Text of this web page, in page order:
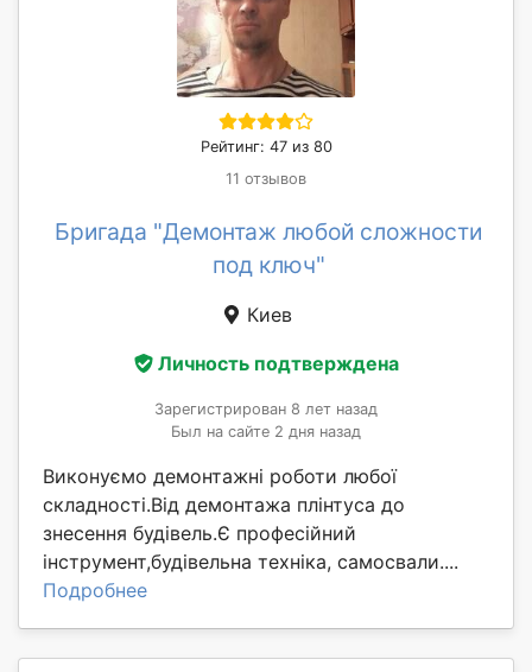
Рейтинг: 47 из 80
11 отзывов
Бригада "Демонтаж любой сложности
под ключ"
Киев
Личность подтверждена
Зарегистрирован 8 лет назад
Был на сайте 2 дня назад
Виконуємо демонтажні роботи любої
складності.Від демонтажа плінтуса до
знесення будівель.Є професійний
інструмент,будівельна техніка, самосвали....
Подробнее